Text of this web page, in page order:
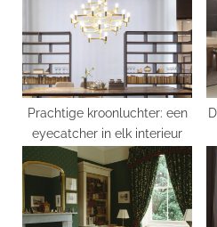
Prachtige kroonluchter: een
eyecatcher in elk interieur